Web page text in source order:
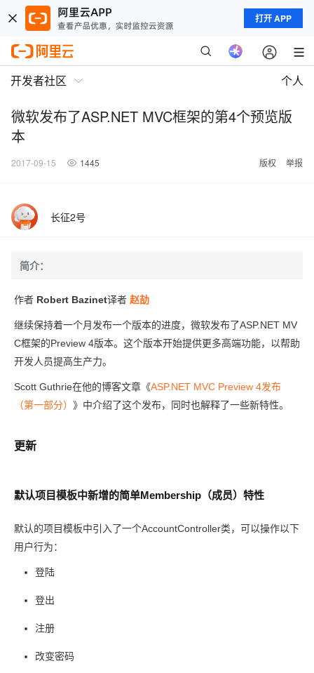
打开 APP
开发者社区 个人
微软发布了ASP.NET MVC框架的第4个预览版
本
2017-09-15 1445 版权 举报
长征2号
简介：
作者 Robert Bazinet译者 赵劼
继续保持着一个月发布一个版本的进度，微软发布了ASP.NET MV
C框架的Preview 4版本。这个版本开始提供更多高端功能，以帮助
开发人员提高生产力。
Scott Guthrie在他的博客文章《ASP.NET MVC Preview 4发布
（第一部分） 》中介绍了这个发布，同时也解释了一些新特性。
更新
默认项目模板中新增的简单Membership（成员）特性
默认的项目模板中引入了一个AccountController类，可以操作以下
用户行为：
登陆
登出
注册
改变密码